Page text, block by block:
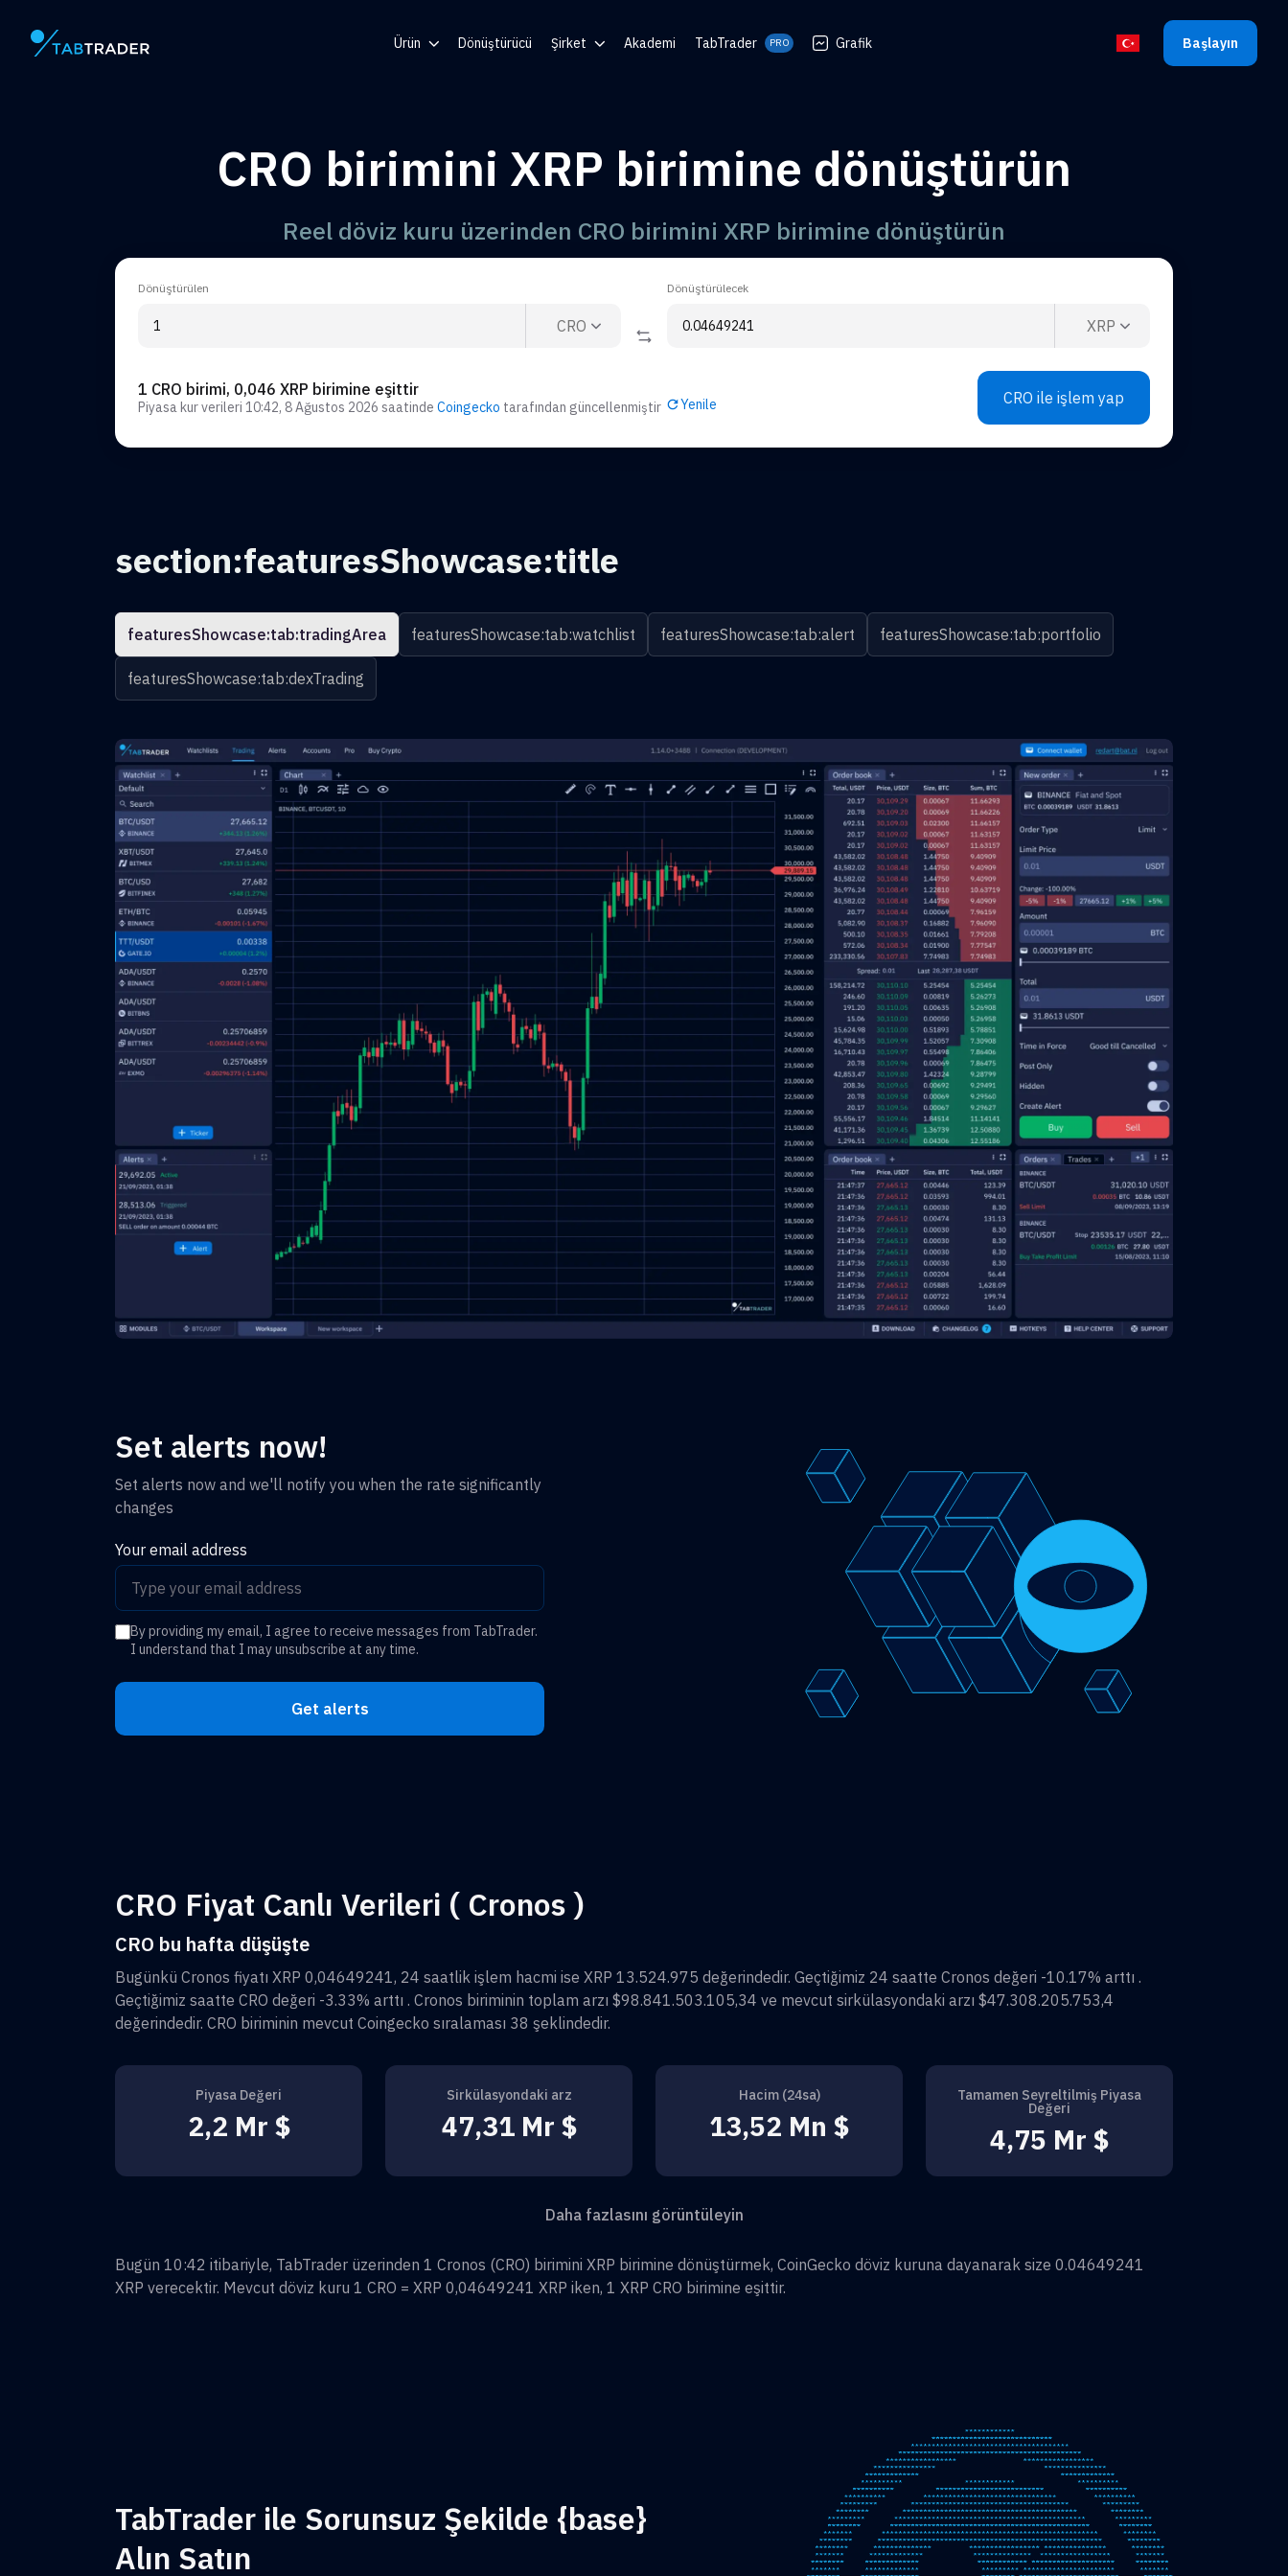
Ana Sayfa Ürün
QR Oluşturucu
Dönüştürücü Şirket Akademi TabTrader PRO Grafik Dili seçin Başlayın
CRO birimini XRP birimine dönüştürün
Reel döviz kuru üzerinden CRO birimini XRP birimine dönüştürün
Dönüştürülen
CRO
Dönüştürülecek
XRP
1 CRO birimi, 0,046 XRP birimine eşittir
Piyasa kur verileri 10:42, 8 Ağustos 2026 saatinde Coingecko tarafından güncellenmiştir Yenile CRO ile işlem yap
section:featuresShowcase:title
featuresShowcase:tab:tradingArea featuresShowcase:tab:watchlist featuresShowcase:tab:alert featuresShowcase:tab:portfolio
featuresShowcase:tab:dexTrading
Set alerts now!
Set alerts now and we'll notify you when the rate significantly
changes
Your email address
By providing my email, I agree to receive messages from TabTrader.
I understand that I may unsubscribe at any time.
Get alerts
CRO Fiyat Canlı Verileri ( Cronos )
CRO bu hafta düşüşte
Bugünkü Cronos fiyatı XRP 0,04649241, 24 saatlik işlem hacmi ise XRP 13.524.975 değerindedir. Geçtiğimiz 24 saatte Cronos değeri -10.17% arttı .
Geçtiğimiz saatte CRO değeri -3.33% arttı . Cronos biriminin toplam arzı $98.841.503.105,34 ve mevcut sirkülasyondaki arzı $47.308.205.753,4
değerindedir. CRO biriminin mevcut Coingecko sıralaması 38 şeklindedir.
Piyasa Değeri
2,2 Mr $
Sirkülasyondaki arz
47,31 Mr $
Hacim (24sa)
13,52 Mn $
Tamamen Seyreltilmiş Piyasa
Değeri
4,75 Mr $
Daha fazlasını görüntüleyin
Bugün 10:42 itibariyle, TabTrader üzerinden 1 Cronos (CRO) birimini XRP birimine dönüştürmek, CoinGecko döviz kuruna dayanarak size 0.04649241
XRP verecektir. Mevcut döviz kuru 1 CRO = XRP 0,04649241 XRP iken, 1 XRP CRO birimine eşittir.
TabTrader ile Sorunsuz Şekilde {base}
Alın Satın